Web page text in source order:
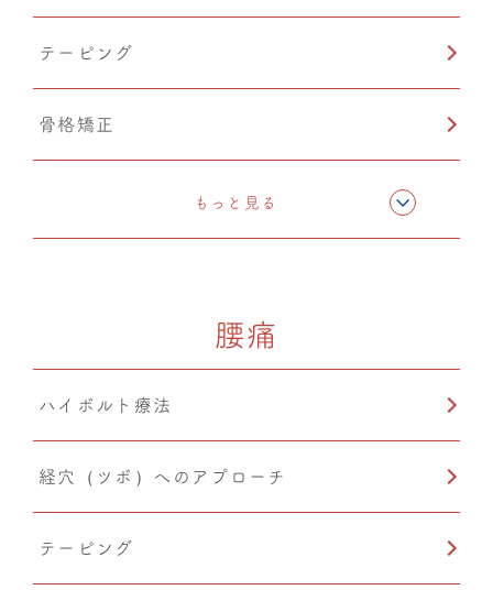
テーピング
骨格矯正
CMC筋膜ストレッチ（リリース）
温熱療法
もっと見る
腰痛
ハイボルト療法
経穴（ツボ）へのアプローチ
テーピング